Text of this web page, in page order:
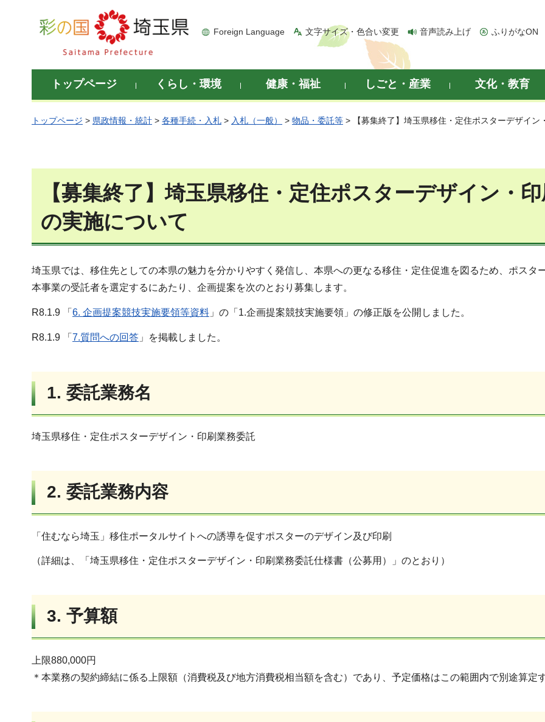
彩の国 埼玉県
Foreign Language 文字サイズ・色合い変更 音声読み上げ ふりがなON
トップページ くらし・環境 健康・福祉 しごと・産業 文化・教育
トップページ > 県政情報・統計 > 各種手続・入札 > 入札（一般） > 物品・委託等 > 【募集終了】埼玉県移住・定住ポスターデザイ
【募集終了】埼玉県移住・定住ポスターデザイン・
の実施について
埼玉県では、移住先としての本県の魅力を分かりやすく発信し、本県への更なる移住・定住促進を図るため、ポスタ
本事業の受託者を選定するにあたり、企画提案を次のとおり募集します。
R8.1.9 「 6. 企画提案競技実施要領等資料 」の「1.企画提案競技実施要領」の修正版を公開しました。
R8.1.9 「 7.質問への回答 」を掲載しました。
1. 委託業務名
埼玉県移住・定住ポスターデザイン・印刷業務委託
2. 委託業務内容
「住むなら埼玉」移住ポータルサイトへの誘導を促すポスターのデザイン及び印刷
（詳細は、「埼玉県移住・定住ポスターデザイン・印刷業務委託仕様書（公募用）」のとおり）
3. 予算額
上限880,000円
＊本業務の契約締結に係る上限額（消費税及び地方消費税相当額を含む）であり、予定価格はこの範囲内で別途算定